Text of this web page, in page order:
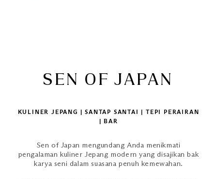
SEN OF JAPAN
KULINER JEPANG | SANTAP SANTAI | TEPI PERAIRAN
| BAR
Sen of Japan mengundang Anda menikmati
pengalaman kuliner Jepang modern yang disajikan bak
karya seni dalam suasana penuh kemewahan.